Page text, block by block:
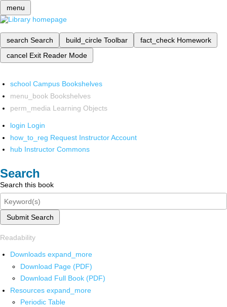
menu
search Search build_circle Toolbar fact_check Homework
cancel Exit Reader Mode
school Campus Bookshelves
menu_book Bookshelves
perm_media Learning Objects
login Login
how_to_reg Request Instructor Account
hub Instructor Commons
Search
Search this book
Submit Search
Readability
Downloads expand_more
Download Page (PDF)
Download Full Book (PDF)
Resources expand_more
Periodic Table